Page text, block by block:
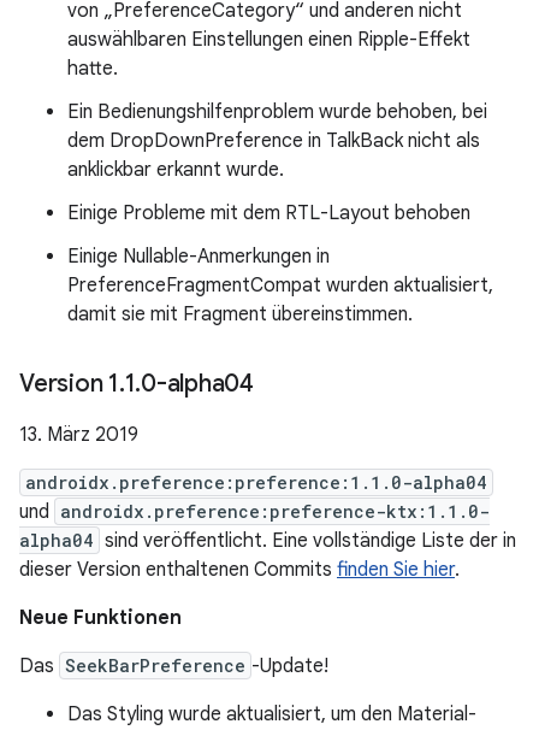
von „PreferenceCategory“ und anderen nicht
auswählbaren Einstellungen einen Ripple-Effekt
hatte.
Ein Bedienungshilfenproblem wurde behoben, bei
dem DropDownPreference in TalkBack nicht als
anklickbar erkannt wurde.
Einige Probleme mit dem RTL-Layout behoben
Einige Nullable-Anmerkungen in
PreferenceFragmentCompat wurden aktualisiert,
damit sie mit Fragment übereinstimmen.
Version 1.1.0-alpha04
13. März 2019
androidx.preference:preference:1.1.0-alpha04
und androidx.preference:preference-ktx:1.1.0-
alpha04 sind veröffentlicht. Eine vollständige Liste der in
dieser Version enthaltenen Commits finden Sie hier.
Neue Funktionen
Das SeekBarPreference -Update!
Das Styling wurde aktualisiert, um den Material-